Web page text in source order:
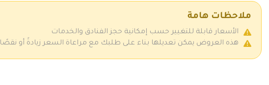
ملاحظات هامة
الأسعار قابلة للتغيير حسب إمكانية حجز الفنادق والخدمات
هذه العروض يمكن تعديلها بناء على طلبك مع مراعاة السعر زيادةً أو نقصًا